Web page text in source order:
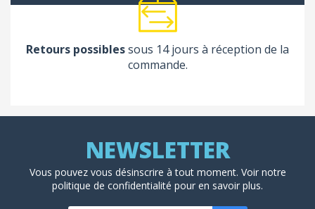
Retours possiblessous 14 jours à réception de la
commande.
Vous pouvez vous désinscrire à tout moment. Voir notre
politique de confidentialité pour en savoir plus.